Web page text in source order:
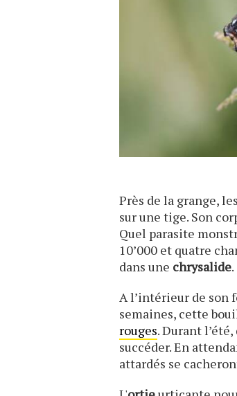
Près de la grange, les
sur une tige. Son
Quel parasite
10’000 et quatre
dans une chrysalide.
A l’intérieur de son
semaines, cette
rouges. Durant
succéder. En
attardés se